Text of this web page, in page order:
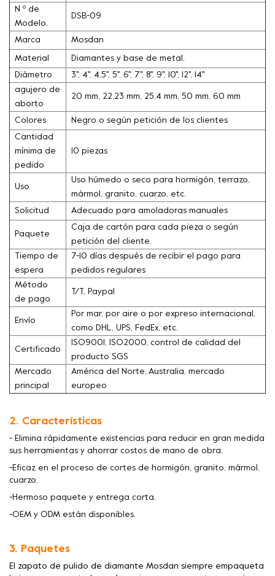
N º de
Modelo.
DSB-09
Marca Mosdan
Material Diamantes y base de metal.
Diámetro
3'', 4'', 4,5'', 5'', 6'', 7'', 8'', 9'', 10'', 12'', 14''
agujero de
aborto
20 mm, 22,23 mm, 25,4 mm, 50 mm, 60 mm
Colores Negro o según petición de los clientes
Cantidad
mínima de
pedido
10 piezas
Uso
Uso húmedo o seco para hormigón, terrazo,
mármol, granito, cuarzo, etc.
Solicitud Adecuado para amoladoras manuales
Paquete
Caja de cartón para cada pieza o según
petición del cliente.
Tiempo de
espera
7-10 días después de recibir el pago para
pedidos regulares
Método
de pago
T/T, Paypal
Envío
Por mar, por aire o por expreso internacional,
como DHL, UPS, FedEx, etc.
Certificado
ISO9001, ISO2000, control de calidad del
producto SGS
Mercado
principal
América del Norte, Australia, mercado
europeo
2. Características
- Elimina rápidamente existencias para reducir en gran medida
sus herramientas y ahorrar costos de mano de obra.
-Eficaz en el proceso de cortes de hormigón, granito, mármol,
cuarzo.
-Hermoso paquete y entrega corta.
-OEM y ODM están disponibles.
3. Paquetes
El zapato de pulido de diamante Mosdan siempre empaqueta